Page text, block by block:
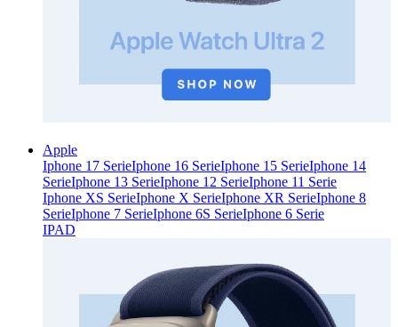
Apple
Iphone 17 SerieIphone 16 SerieIphone 15 SerieIphone 14
SerieIphone 13 SerieIphone 12 SerieIphone 11 Serie
Iphone XS SerieIphone X SerieIphone XR SerieIphone 8
SerieIphone 7 SerieIphone 6S SerieIphone 6 Serie
IPAD